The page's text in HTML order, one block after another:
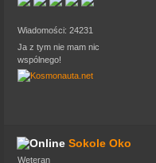
Wiadomości: 24231
Ja z tym nie mam nic
wspólnego!
Sokole Oko
Weteran